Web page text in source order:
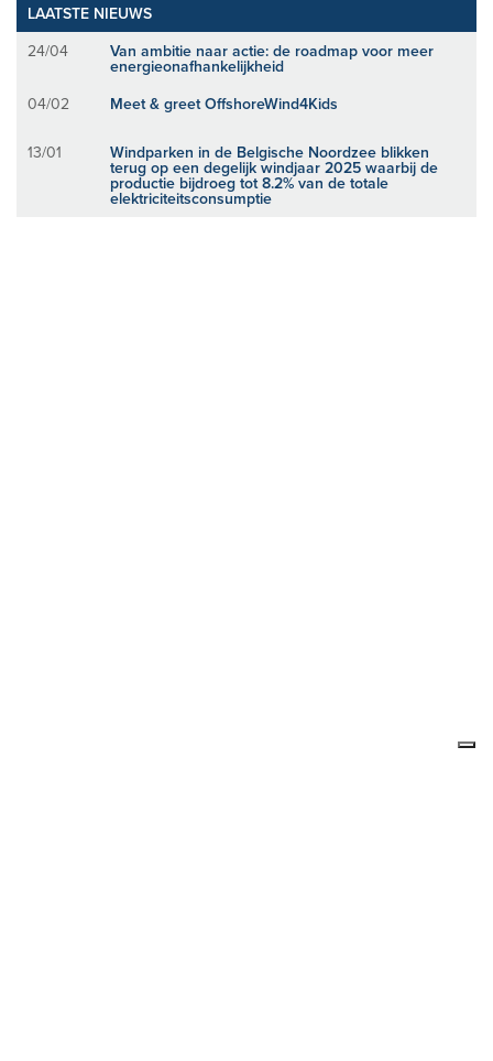
LAATSTE NIEUWS
24/04
Van ambitie naar actie: de roadmap voor meer
energieonafhankelijkheid
04/02
Meet & greet OffshoreWind4Kids
13/01 Windparken in de Belgische Noordzee blikken
terug op een degelijk windjaar 2025 waarbij de
productie bijdroeg tot 8.2% van de totale
elektriciteitsconsumptie